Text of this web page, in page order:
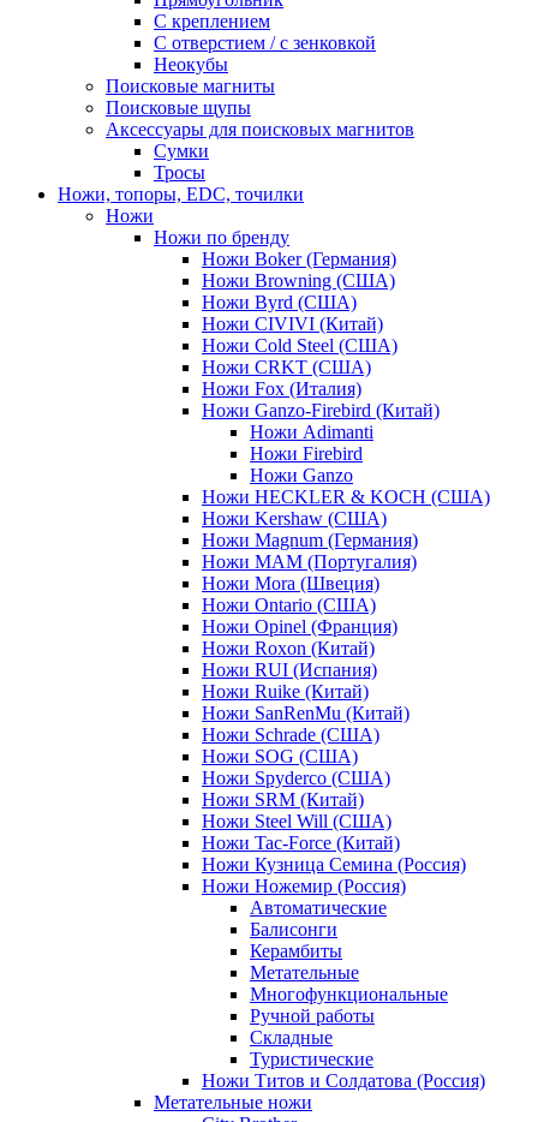
С креплением
С отверстием / с зенковкой
Неокубы
Поисковые магниты
Поисковые щупы
Аксессуары для поисковых магнитов
Сумки
Тросы
Ножи, топоры, EDC, точилки
Ножи
Ножи по бренду
Ножи Boker (Германия)
Ножи Browning (США)
Ножи Byrd (США)
Ножи CIVIVI (Китай)
Ножи Cold Steel (США)
Ножи CRKT (США)
Ножи Fox (Италия)
Ножи Ganzo-Firebird (Китай)
Ножи Adimanti
Ножи Firebird
Ножи Ganzo
Ножи HECKLER & KOCH (США)
Ножи Kershaw (США)
Ножи Magnum (Германия)
Ножи MAM (Португалия)
Ножи Mora (Швеция)
Ножи Ontario (США)
Ножи Opinel (Франция)
Ножи Roxon (Китай)
Ножи RUI (Испания)
Ножи Ruike (Китай)
Ножи SanRenMu (Китай)
Ножи Schrade (США)
Ножи SOG (США)
Ножи Spyderco (США)
Ножи SRM (Китай)
Ножи Steel Will (США)
Ножи Tac-Force (Китай)
Ножи Кузница Семина (Россия)
Ножи Ножемир (Россия)
Автоматические
Балисонги
Керамбиты
Метательные
Многофункциональные
Ручной работы
Складные
Туристические
Ножи Титов и Солдатова (Россия)
Метательные ножи